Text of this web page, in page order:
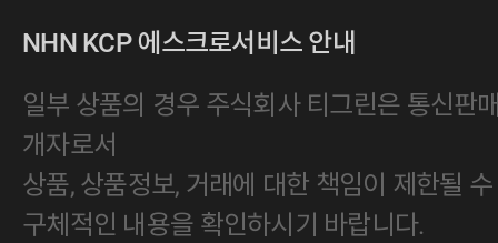
NHN KCP 에스크로서비스 안내
일부 상품의 경우 주식회사 티그린은 통신판
개자로서
상품, 상품정보, 거래에 대한 책임이 제한될
구체적인 내용을 확인하시기 바랍니다.